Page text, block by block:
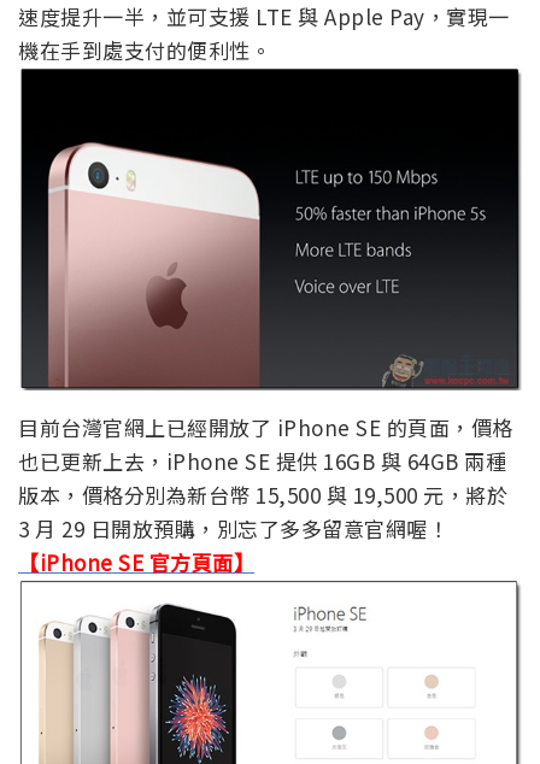
速度提升一半，並可支援 LTE 與 Apple Pay，實現一
機在手到處支付的便利性。
目前台灣官網上已經開放了 iPhone SE 的頁面，價格
也已更新上去，iPhone SE 提供 16GB 與 64GB 兩種
版本，價格分別為新台幣 15,500 與 19,500 元，將於
3 月 29 日開放預購，別忘了多多留意官網喔！
【iPhone SE 官方頁面】